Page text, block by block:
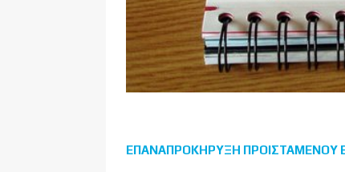
ΕΠΑΝΑΠΡΟΚΗΡΥΞΗ ΠΡΟΙΣΤΑΜΕΝΟΥ